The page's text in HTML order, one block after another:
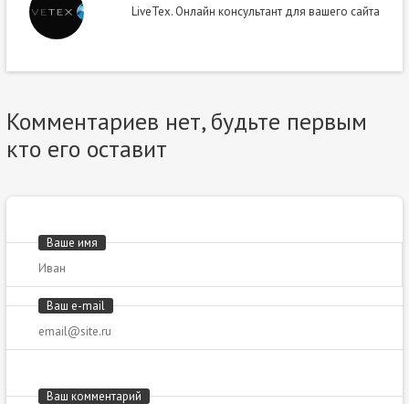
LiveTex. Онлайн консультант для вашего сайта
Комментариев нет, будьте первым
кто его оставит
Ваше имя
Ваш e-mail
Ваш комментарий